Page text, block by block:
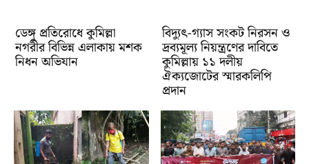
ডেঙ্গু প্রতিরোধে কুমিল্লা
নগরীর বিভিন্ন এলাকায় মশক
নিধন অভিযান
‎বিদ্যুৎ-গ্যাস সংকট নিরসন ও
দ্রব্যমূল্য নিয়ন্ত্রণের দাবিতে
কুমিল্লায় ১১ দলীয়
ঐক‍্যজোটের স্মারকলিপি
প্রদান